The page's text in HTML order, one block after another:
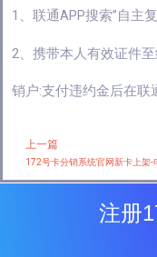
1、联通APP搜索”自主
2、携带本人有效证件
销户:支付违约金后在联
Prev
上一篇
注册